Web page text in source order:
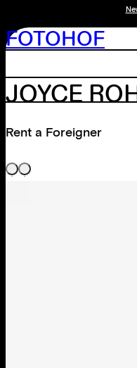
FOTOHOF
JOYCE
Rent a Foreigner